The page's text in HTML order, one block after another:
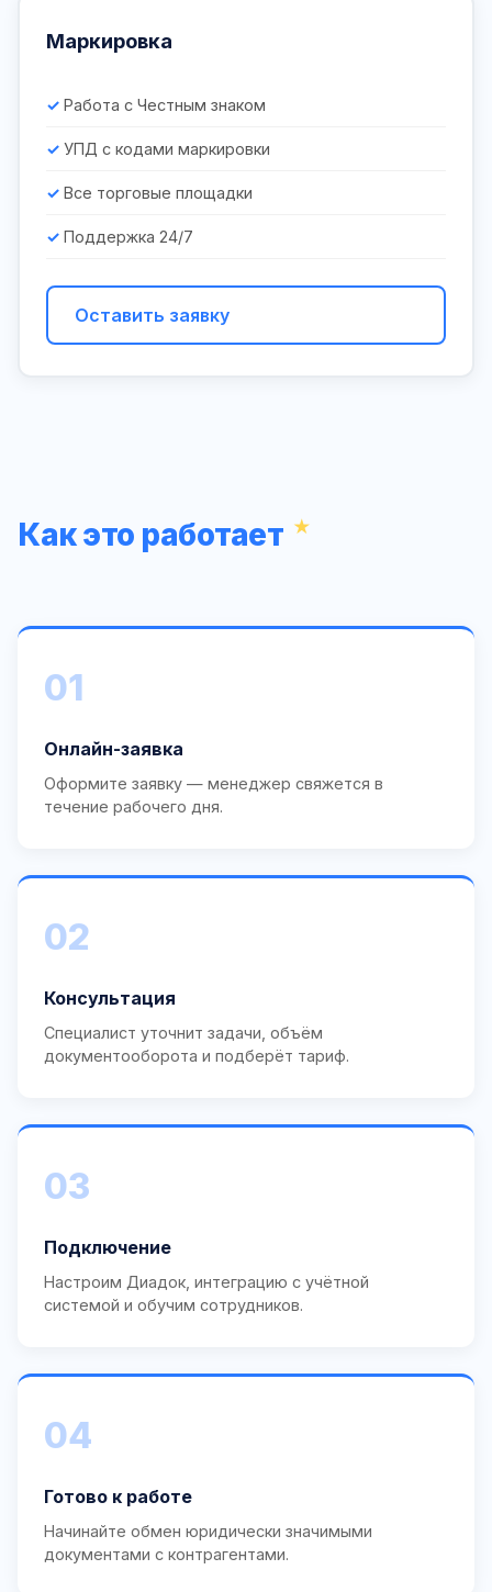
Маркировка
Работа с Честным знаком
УПД с кодами маркировки
Все торговые площадки
Поддержка 24/7
Оставить заявку
Как это работает
01
Онлайн-заявка
Оформите заявку — менеджер свяжется в
течение рабочего дня.
02
Консультация
Специалист уточнит задачи, объём
документооборота и подберёт тариф.
03
Подключение
Настроим Диадок, интеграцию с учётной
системой и обучим сотрудников.
04
Готово к работе
Начинайте обмен юридически значимыми
документами с контрагентами.